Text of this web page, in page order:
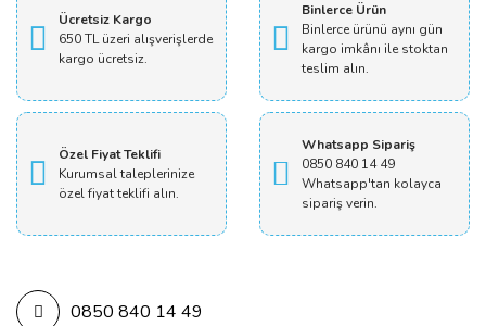
Ücretsiz Kargo
650 TL üzeri alışverişlerde
kargo ücretsiz.
Binlerce Ürün
Binlerce ürünü aynı gün
kargo imkânı ile stoktan
teslim alın.
Özel Fiyat Teklifi
Kurumsal taleplerinize
özel fiyat teklifi alın.
Whatsapp Sipariş
0850 840 14 49
Whatsapp'tan kolayca
sipariş verin.
0850 840 14 49